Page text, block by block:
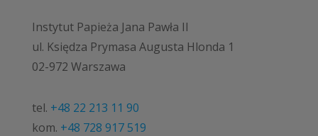
Instytut Papieża Jana Pawła II
ul. Księdza Prymasa Augusta Hlonda 1
02-972 Warszawa
tel. +48 22 213 11 90
kom. +48 728 917 519